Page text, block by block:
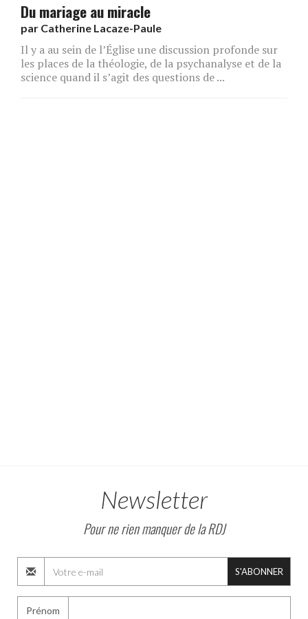
Du mariage au miracle
par Catherine Lacaze-Paule
Il y a au sein de l’Église une discussion profonde sur
les places de la théologie, de la psychanalyse et de la
science quand il s’agit des questions de ...
Newsletter
Pour ne rien manquer de la RDJ
S'ABONNER
Prénom